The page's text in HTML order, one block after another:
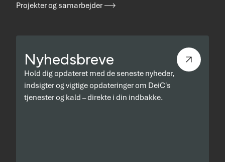
Projekter og samarbejder
Nyhedsbreve
Hold dig opdateret med de seneste nyheder,
indsigter og vigtige opdateringer om DeiC's
tjenester og kald – direkte i din indbakke.